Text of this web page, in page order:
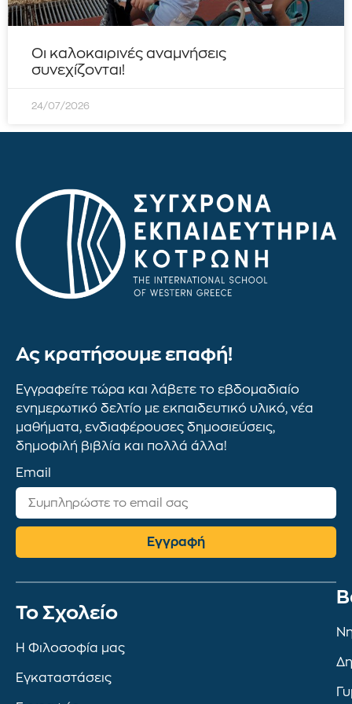
Οι καλοκαιρινές αναμνήσεις
συνεχίζονται!
24/07/2026
Ας κρατήσουμε επαφή!
Εγγραφείτε τώρα και λάβετε το εβδομαδιαίο
ενημερωτικό δελτίο με εκπαιδευτικό υλικό, νέα
μαθήματα, ενδιαφέρουσες δημοσιεύσεις,
δημοφιλή βιβλία και πολλά άλλα!
Email
Εγγραφή
To Σχολείο
Η Φιλοσοφία μας
Εγκαταστάσεις